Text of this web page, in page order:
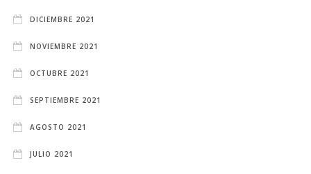
DICIEMBRE 2021
NOVIEMBRE 2021
OCTUBRE 2021
SEPTIEMBRE 2021
AGOSTO 2021
JULIO 2021